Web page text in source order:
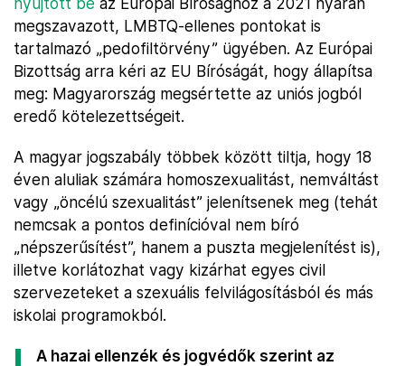
megszavazott, LMBTQ-ellenes pontokat is
tartalmazó „pedofiltörvény” ügyében. Az Európai
Bizottság arra kéri az EU Bíróságát, hogy állapítsa
meg: Magyarország megsértette az uniós jogból
eredő kötelezettségeit.
A magyar jogszabály többek között tiltja, hogy 18
éven aluliak számára homoszexualitást, nemváltást
vagy „öncélú szexualitást” jelenítsenek meg (tehát
nemcsak a pontos definícióval nem bíró
„népszerűsítést”, hanem a puszta megjelenítést is),
illetve korlátozhat vagy kizárhat egyes civil
szervezeteket a szexuális felvilágosításból és más
iskolai programokból.
A hazai ellenzék és jogvédők szerint az